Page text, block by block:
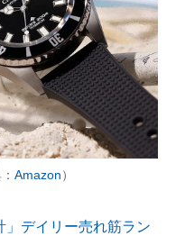
Amazon）
」デイリー売れ筋ラン